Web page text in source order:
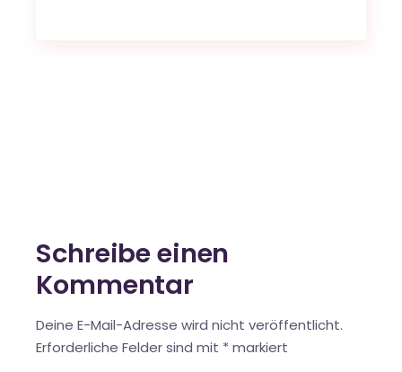
Schreibe einen
Kommentar
Deine E-Mail-Adresse wird nicht veröffentlicht.
Erforderliche Felder sind mit * markiert